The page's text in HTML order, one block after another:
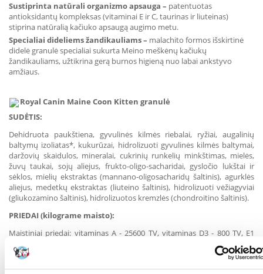
Sustiprinta natūrali organizmo apsauga – patentuotas
antioksidantų kompleksas (vitaminai E ir C, taurinas ir liuteinas)
stiprina natūralią kačiuko apsaugą augimo metu.
Specialiai dideliems žandikauliams– malachito formos išskirtinė
didelė granulė specialiai sukurta Meino meškėnų kačiukų
žandikauliams, užtikrina gerą burnos higieną nuo labai ankstyvo
amžiaus.
Royal Canin Maine Coon Kitten granulė
SUDĖTIS:
Dehidruota paukštiena, gyvulinės kilmės riebalai, ryžiai, augalinių
baltymų izoliatas*, kukurūzai, hidrolizuoti gyvulinės kilmės baltymai,
daržovių skaidulos, mineralai, cukrinių runkelių minkštimas, mielės,
žuvų taukai, sojų aliejus, frukto-oligo-sacharidai, gysločio lukštai ir
sėklos, mielių ekstraktas (mannano-oligosacharidų šaltinis), agurklės
aliejus, medetkų ekstraktas (liuteino šaltinis), hidrolizuoti vėžiagyviai
(gliukozamino šaltinis), hidrolizuotos kremzlės (chondroitino šaltinis).
PRIEDAI (kilograme maisto):
Maistiniai priedai: vitaminas A - 25600 TV, vitaminas D3 - 800 TV, E1
(Geležis) - 42 mg, E2 (Jodas) - 2,9 mg, E4 (Varis) - 8 mg, E5 (Manganas) -
55 mg, E6 (Cinkas) - 208 mg, E8 (Selenas) - 0,1 mg. Konservantai.